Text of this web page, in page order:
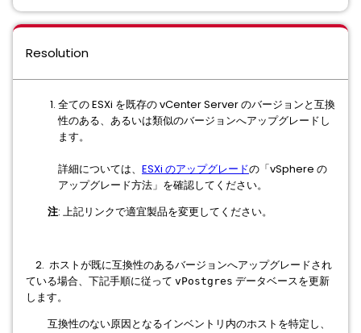
Resolution
全ての ESXi を既存の vCenter Server のバージョンと互換
性のある、あるいは類似のバージョンへアップグレードし
ます。
詳細については、 ESXi のアップグレードの「vSphere の
アップグレード方法」を確認してください。
注: 上記リンクで適宜製品を変更してください。
2. ホストが既に互換性のあるバージョンへアップグレードされ
ている場合、下記手順に従って vPostgres データベースを更新
します。
互換性のない原因となるインベントリ内のホストを特定し、